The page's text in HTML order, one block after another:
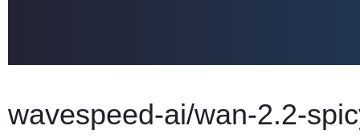
wavespeed-ai/wan-2.2-